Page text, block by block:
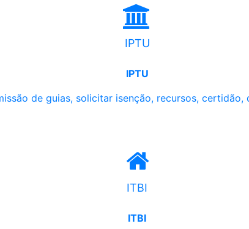
IPTU
IPTU
de guias, solicitar isenção, recursos, certidão,
ITBI
ITBI